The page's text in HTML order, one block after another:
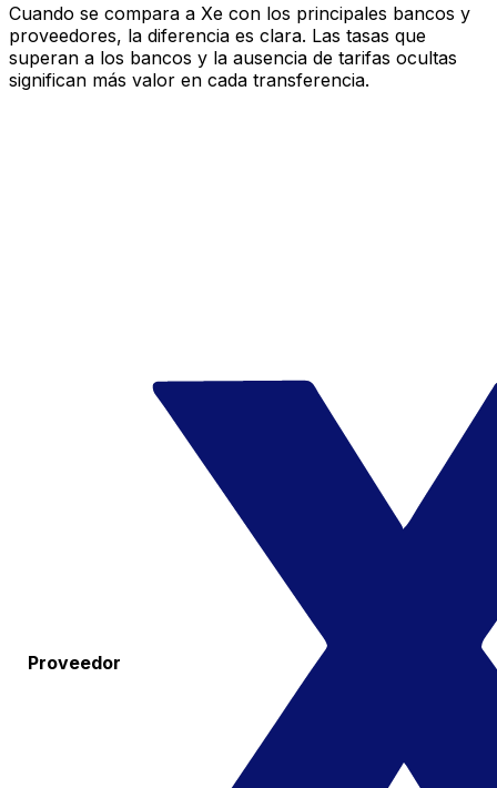
Cuando se compara a Xe con los principales bancos y
proveedores, la diferencia es clara. Las tasas que
superan a los bancos y la ausencia de tarifas ocultas
significan más valor en cada transferencia.
Proveedor